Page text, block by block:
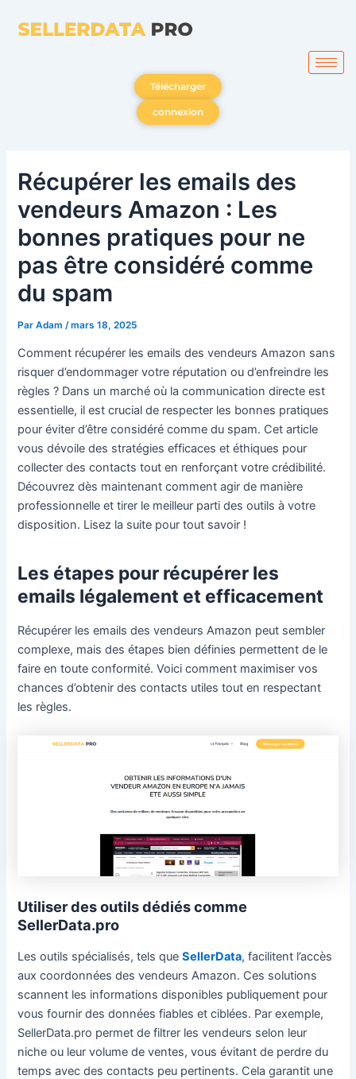
Télécharger
connexion
Récupérer les emails des
vendeurs Amazon : Les
bonnes pratiques pour ne
pas être considéré comme
du spam
ParAdam /mars 18, 2025
Comment récupérer les emails des vendeurs Amazon sans
risquer d’endommager votre réputation ou d’enfreindre les
règles ? Dans un marché où la communication directe est
essentielle, il est crucial de respecter les bonnes pratiques
pour éviter d’être considéré comme du spam. Cet article
vous dévoile des stratégies efficaces et éthiques pour
collecter des contacts tout en renforçant votre crédibilité.
Découvrez dès maintenant comment agir de manière
professionnelle et tirer le meilleur parti des outils à votre
disposition. Lisez la suite pour tout savoir !
Les étapes pour récupérer les
emails légalement et efficacement
Récupérer les emails des vendeurs Amazon peut sembler
complexe, mais des étapes bien définies permettent de le
faire en toute conformité. Voici comment maximiser vos
chances d’obtenir des contacts utiles tout en respectant
les règles.
Utiliser des outils dédiés comme
SellerData.pro
Les outils spécialisés, tels queSellerData, facilitent l’accès
aux coordonnées des vendeurs Amazon. Ces solutions
scannent les informations disponibles publiquement pour
vous fournir des données fiables et ciblées. Par exemple,
SellerData.pro permet de filtrer les vendeurs selon leur
niche ou leur volume de ventes, vous évitant de perdre du
temps avec des contacts peu pertinents. Cela garantit une